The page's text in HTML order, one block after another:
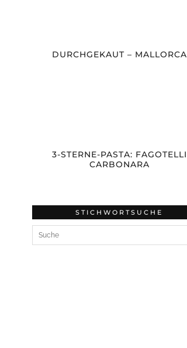
DURCHGEKAUT – MALLORCA
3-STERNE-PASTA: FAGOTELLI
CARBONARA
STICHWORTSUCHE